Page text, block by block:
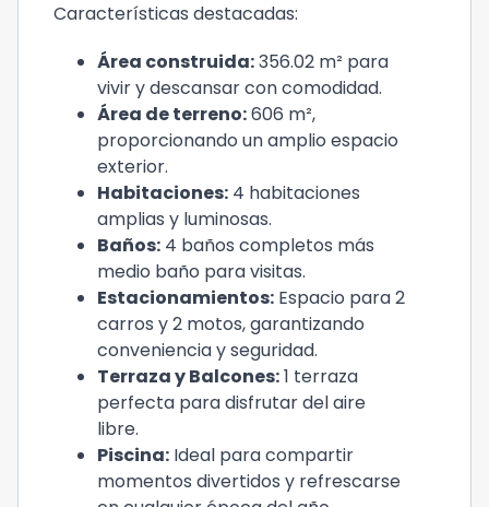
Características destacadas:
Área construida:356.02 m² para
vivir y descansar con comodidad.
Área de terreno:606 m²,
proporcionando un amplio espacio
exterior.
Habitaciones: 4 habitaciones
amplias y luminosas.
Baños: 4 baños completos más
medio baño para visitas.
Estacionamientos: Espacio para 2
carros y 2 motos, garantizando
conveniencia y seguridad.
Terraza y Balcones:1 terraza
perfecta para disfrutar del aire
libre.
Piscina: Ideal para compartir
momentos divertidos y refrescarse